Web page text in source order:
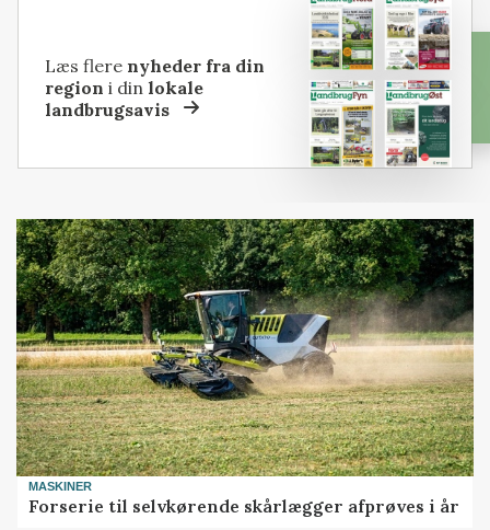
Læs flere nyheder fra din
region i dinlokale
landbrugsavis
MASKINER
Forserie til selvkørende skårlægger afprøves i år